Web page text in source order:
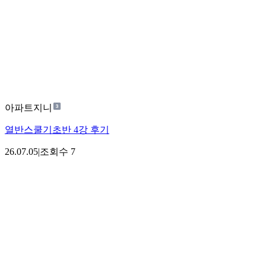
아파트지니
열반스쿨기초반 4강 후기
26.07.05|조회수 7